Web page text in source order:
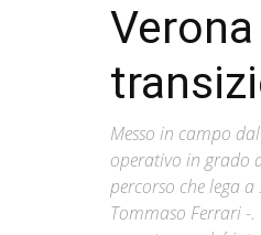
Messo in campo
operativo in grado
percorso che lega
Tommaso Ferrari -